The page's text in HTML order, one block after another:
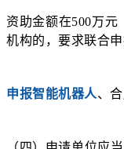
资助金额在500万元
机构的，要求联合
申报智能机器人、